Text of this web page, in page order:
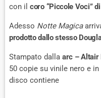
con il coro “Piccole Voci”
Adesso Notte Magica
prodotto dallo stesso
Stampato dalla arc – Altair
50 copie su vinile nero e
disco contiene